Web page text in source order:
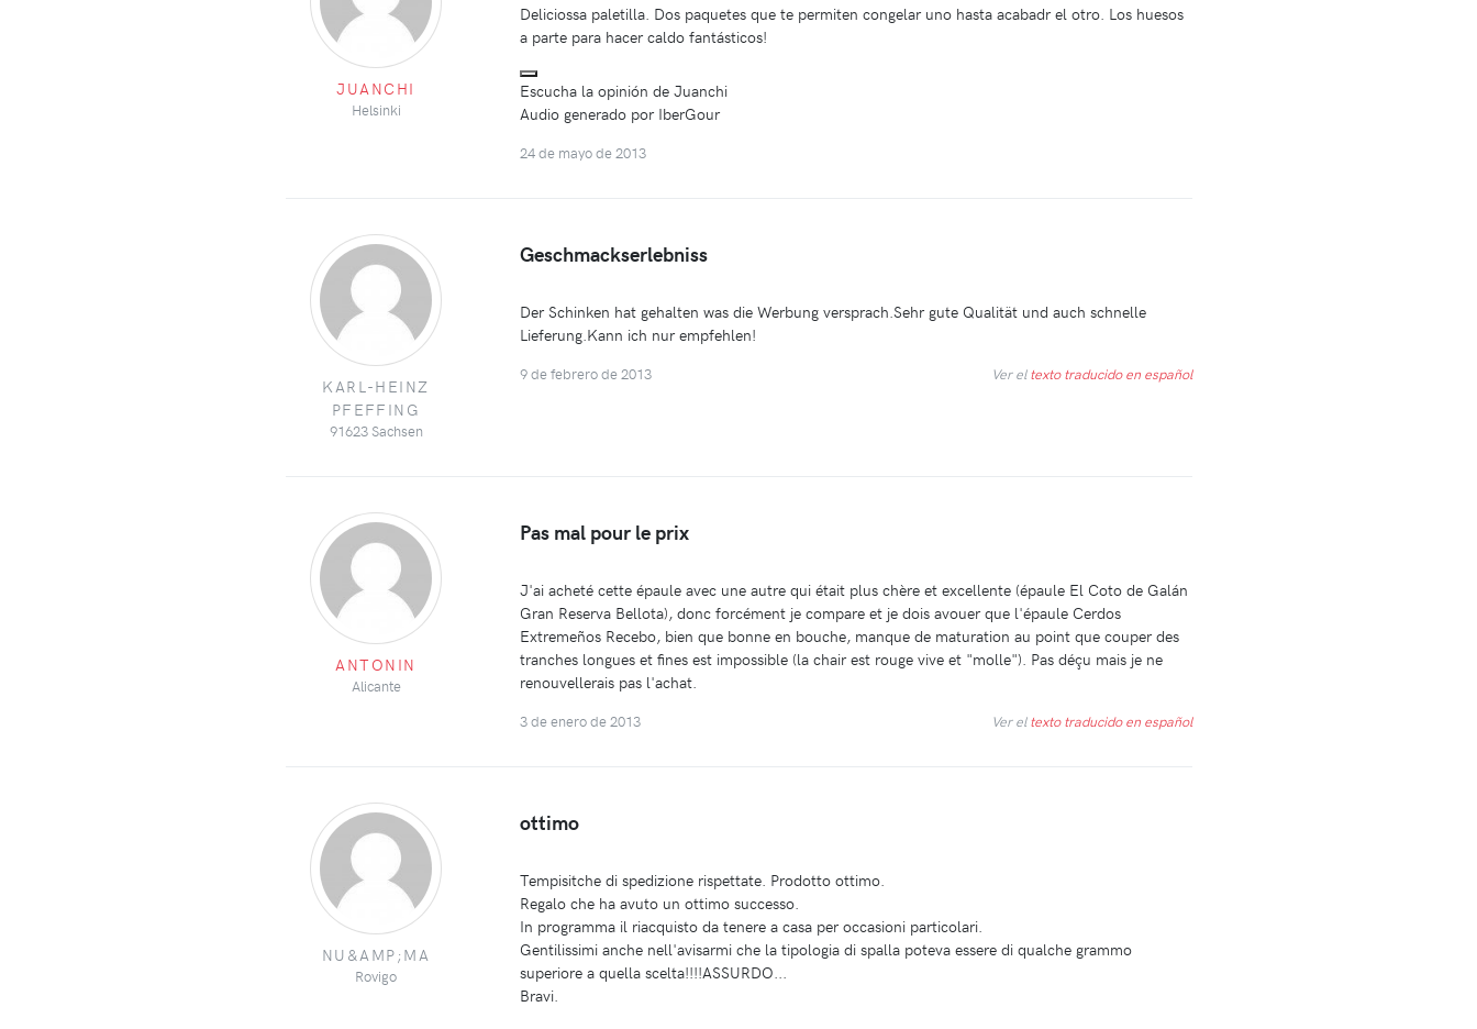
JUANCHI
Helsinki
Deliciossa paletilla. Dos paquetes que te permiten congelar uno hasta acabadr el otro. Los huesos
a parte para hacer caldo fantásticos!
Escucha la opinión de Juanchi
Audio generado por IberGour
24 de mayo de 2013
KARL-HEINZ
PFEFFING
91623 Sachsen
Geschmackserlebniss
Der Schinken hat gehalten was die Werbung versprach.Sehr gute Qualität und auch schnelle
Lieferung.Kann ich nur empfehlen!
9 de febrero de 2013 Ver eltexto traducido en español
ANTONIN
Alicante
Pas mal pour le prix
J'ai acheté cette épaule avec une autre qui était plus chère et excellente (épaule El Coto de Galán
Gran Reserva Bellota), donc forcément je compare et je dois avouer que l'épaule Cerdos
Extremeños Recebo, bien que bonne en bouche, manque de maturation au point que couper des
tranches longues et fines est impossible (la chair est rouge vive et "molle"). Pas déçu mais je ne
renouvellerais pas l'achat.
3 de enero de 2013 Ver eltexto traducido en español
NU&AMP;MA
Rovigo
ottimo
Tempisitche di spedizione rispettate. Prodotto ottimo.
Regalo che ha avuto un ottimo successo.
In programma il riacquisto da tenere a casa per occasioni particolari.
Gentilissimi anche nell'avisarmi che la tipologia di spalla poteva essere di qualche grammo
superiore a quella scelta!!!!ASSURDO...
Bravi.